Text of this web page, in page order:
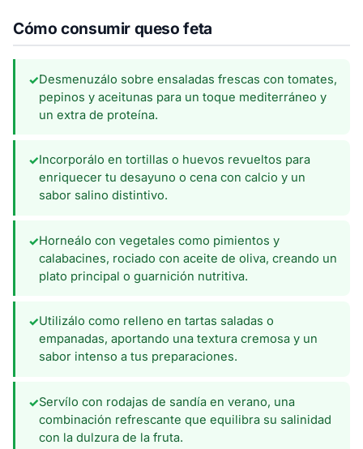
Cómo consumir queso feta
✓Desmenuzálo sobre ensaladas frescas con tomates,
pepinos y aceitunas para un toque mediterráneo y
un extra de proteína.
✓Incorporálo en tortillas o huevos revueltos para
enriquecer tu desayuno o cena con calcio y un
sabor salino distintivo.
✓Horneálo con vegetales como pimientos y
calabacines, rociado con aceite de oliva, creando un
plato principal o guarnición nutritiva.
✓Utilizálo como relleno en tartas saladas o
empanadas, aportando una textura cremosa y un
sabor intenso a tus preparaciones.
✓Servílo con rodajas de sandía en verano, una
combinación refrescante que equilibra su salinidad
con la dulzura de la fruta.